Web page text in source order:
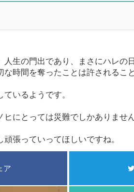
人生の門出であり、まさにハレの
時間を奪ったことは許されるこ
いるようです。
にとっては災難でしかありません
張っていってほしいですね。
ア